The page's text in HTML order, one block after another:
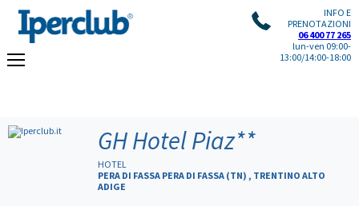
INFO E
PRENOTAZIONI
06 400 77 265
lun-ven 09:00-
13:00/14:00-18:00
GH Hotel Piaz**
HOTEL
PERA DI FASSA PERA DI FASSA (TN) , TRENTINO ALTO
ADIGE